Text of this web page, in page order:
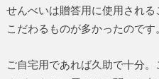
せんべいは贈答用に使用され
こだわるものが多かったのです。
ご自宅用であれば久助で十分